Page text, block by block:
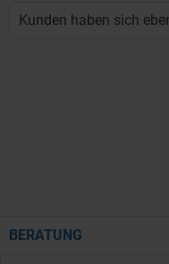
Kunden haben sich
BERATUNG